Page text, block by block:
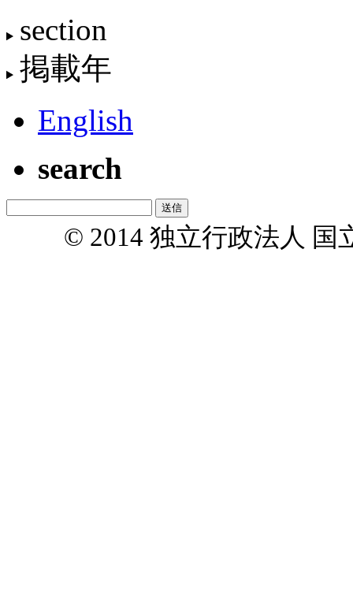
section
掲載年
English
search
© 2014 独立行政法人 国